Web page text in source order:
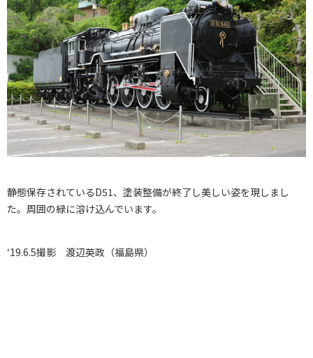
静態保存されているD51、塗装整備が終了し美しい姿を現しまし
た。周囲の緑に溶け込んでいます。
‘19.6.5撮影 渡辺英政（福島県）